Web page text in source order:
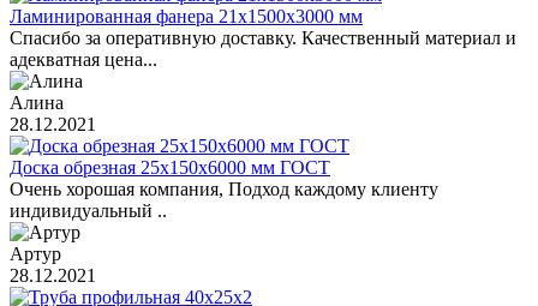
Ламинированная фанера 21х1500х3000 мм
Спасибо за оперативную доставку. Качественный материал и
адекватная цена...
Алина
28.12.2021
Доска обрезная 25х150х6000 мм ГОСТ
Очень хорошая компания, Подход каждому клиенту
индивидуальный ..
Артур
28.12.2021